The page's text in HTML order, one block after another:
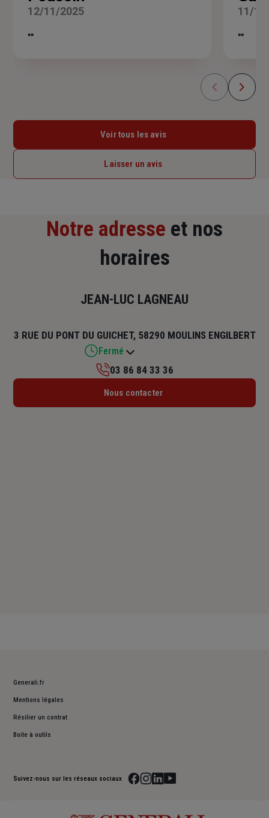
12/11/2025
""
11/
""
Voir tous les avis
Laisser un avis
Notre adresse et nos
horaires
JEAN-LUC LAGNEAU
3 RUE DU PONT DU GUICHET, 58290 MOULINS ENGILBERT
Fermé
Lundi : Fermé
03 86 84 33 36
Nous contacter
Generali.fr
Mentions légales
Résilier un contrat
Boite à outils
Suivez-nous sur les réseaux sociaux